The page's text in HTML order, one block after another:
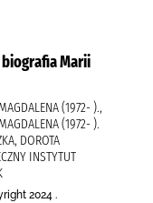
Marii
(1972- ).,
(1972- ).
DOROTA
INSTYTUT
2024 .